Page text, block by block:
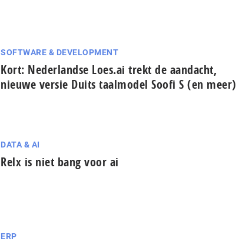
SOFTWARE & DEVELOPMENT
Kort: Nederlandse Loes.ai trekt de aandacht,
nieuwe versie Duits taalmodel Soofi S (en meer)
DATA & AI
Relx is niet bang voor ai
ERP